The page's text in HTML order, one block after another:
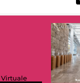
Virtuale